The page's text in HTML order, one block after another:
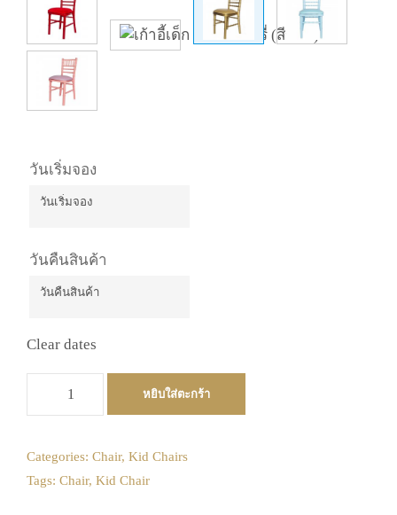
วันเริ่มจอง
วันคืนสินค้า
Clear dates
น
เ
หยิบใส่ตะกร้า
Categories: Chair, Kid Chairs
Tags: Chair, Kid Chair